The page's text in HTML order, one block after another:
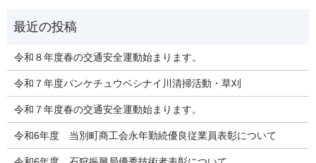
令和８年度春の交通安全運動始まります。
令和７年度パンケチュウベシナイ川清掃活動・草刈
令和７年度春の交通安全運動始まります。
令和6年度 当別町商工会永年勤続優良従業員表彰について